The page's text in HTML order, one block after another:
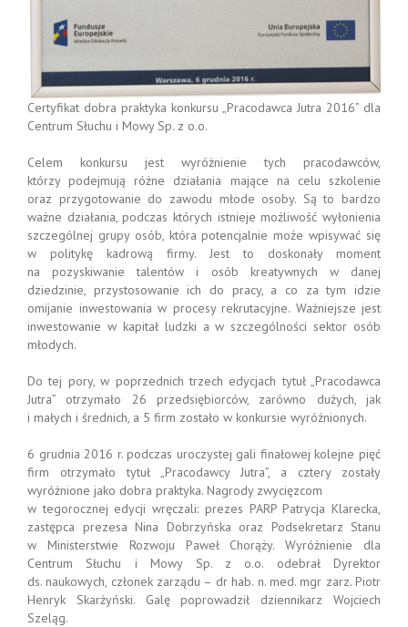
Certyfikat dobra praktyka konkursu „Pracodawca Jutra 2016” dla
Centrum Słuchu i Mowy Sp. z o.o.
Celem konkursu jest wyróżnienie tych pracodawców,
którzy podejmują różne działania mające na celu szkolenie
oraz przygotowanie do zawodu młode osoby. Są to bardzo
ważne działania, podczas których istnieje możliwość wyłonienia
szczególnej grupy osób, która potencjalnie może wpisywać się
w politykę kadrową firmy. Jest to doskonały moment
na pozyskiwanie talentów i osób kreatywnych w danej
dziedzinie, przystosowanie ich do pracy, a co za tym idzie
omijanie inwestowania w procesy rekrutacyjne. Ważniejsze jest
inwestowanie w kapitał ludzki a w szczególności sektor osób
młodych.
Do tej pory, w poprzednich trzech edycjach tytuł „Pracodawca
Jutra” otrzymało 26 przedsiębiorców, zarówno dużych, jak
i małych i średnich, a 5 firm zostało w konkursie wyróżnionych.
6 grudnia 2016 r. podczas uroczystej gali finałowej kolejne pięć
firm otrzymało tytuł „Pracodawcy Jutra”, a cztery zostały
wyróżnione jako dobra praktyka. Nagrody zwycięzcom
w tegorocznej edycji wręczali: prezes PARP Patrycja Klarecka,
zastępca prezesa Nina Dobrzyńska oraz Podsekretarz Stanu
w Ministerstwie Rozwoju Paweł Chorąży. Wyróżnienie dla
Centrum Słuchu i Mowy Sp. z o.o. odebrał Dyrektor
ds. naukowych, członek zarządu – dr hab. n. med. mgr zarz. Piotr
Henryk Skarżyński. Galę poprowadził dziennikarz Wojciech
Szeląg.